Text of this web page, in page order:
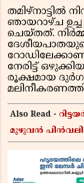
തമിഴ്നാട്ടിൽ
ഞായറാഴ്ച
ചെയ്തത്.
റോഡിലേക്കാണ്
നേരിട്ട്
രൂക്ഷമായ
Also Read -
മുഴുവൻ
അറിയാം